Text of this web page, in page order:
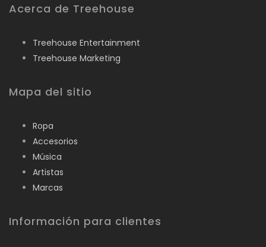
Acerca de Treehouse
Treehouse Entertainment
Treehouse Marketing
Mapa del sitio
Ropa
Accesorios
Música
Artistas
Marcas
Información para clientes